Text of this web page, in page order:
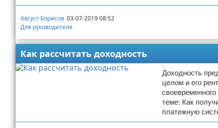
Август Борисов 03-07-2019 08:52
Для руководителя
Как рассчитать доходность
Доходность
целом и его
теме: Как
платежную